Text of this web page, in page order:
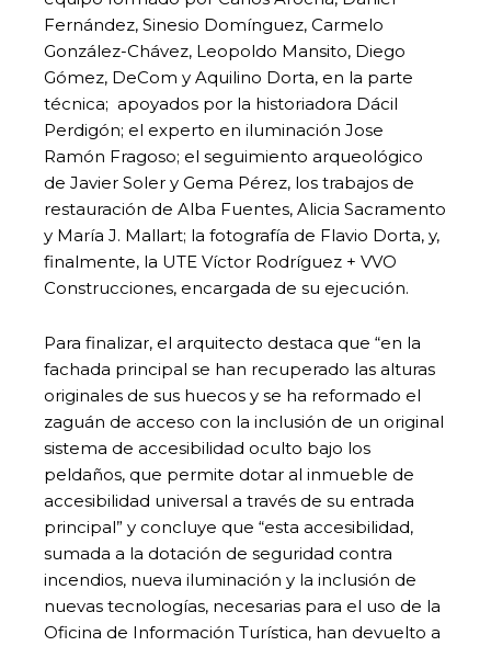
Fernández, Sinesio Domínguez, Carmelo
González-Chávez, Leopoldo Mansito, Diego
Gómez, DeCom y Aquilino Dorta, en la parte
técnica; apoyados por la historiadora Dácil
Perdigón; el experto en iluminación Jose
Ramón Fragoso; el seguimiento arqueológico
de Javier Soler y Gema Pérez, los trabajos de
restauración de Alba Fuentes, Alicia Sacramento
y María J. Mallart; la fotografía de Flavio Dorta, y,
finalmente, la UTE Víctor Rodríguez + VVO
Construcciones, encargada de su ejecución.
Para finalizar, el arquitecto destaca que “en la
fachada principal se han recuperado las alturas
originales de sus huecos y se ha reformado el
zaguán de acceso con la inclusión de un original
sistema de accesibilidad oculto bajo los
peldaños, que permite dotar al inmueble de
accesibilidad universal a través de su entrada
principal” y concluye que “esta accesibilidad,
sumada a la dotación de seguridad contra
incendios, nueva iluminación y la inclusión de
nuevas tecnologías, necesarias para el uso de la
Oficina de Información Turística, han devuelto a